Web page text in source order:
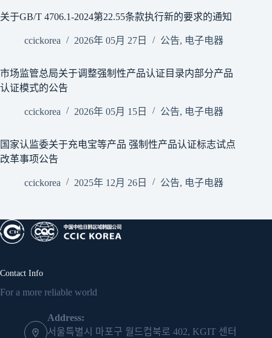
关于GB/T 4706.1-2024第22.55条款执行新的要求的通知
ccickorea 2026年 05月 27日 公告, 电子电器
市场监管总局关于调整强制性产品认证目录内部分产品
认证模式的公告
ccickorea 2026年 05月 15日 公告, 电子电器
国家认监委关于充电宝等产品 强制性产品认证标志试点
改革事项公告
ccickorea 2025年 12月 26日 公告, 电子电器
Contact Info
For a more reliable world
Address:
서울특별시 마포구 월드컵북로 402, KGIT 센터